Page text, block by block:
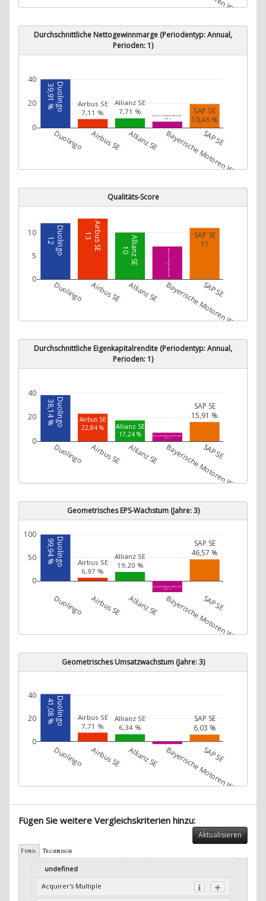
Durchschnittliche Nettogewinnmarge (Periodentyp: Annual,
Perioden: 1)
Duolingo
39,91 % Airbus SE
7,11 %
Allianz SE
7,71 % Bayerische Motoren Werke AG
4,98 %
SAP SE
19,46 %
Duolingo Airbus SE Allianz SE Bayerische Motoren Werke AG
SAP SE
0
20
40
Qualitäts-Score
Duolingo
12 Airbus SE
13 Allianz SE
10 Bayerische Motoren Werke AG
SAP SE
11
Duolingo Airbus SE Allianz SE Bayerische Motoren Werke AG
SAP SE
0
5
10
Durchschnittliche Eigenkapitalrendite (Periodentyp: Annual,
Perioden: 1)
Duolingo
38,14 % Airbus SE
22,84 % Allianz SE
17,24 %
Bayerische Motoren Werke AG
7,07 %
SAP SE
15,91 %
Duolingo Airbus SE Allianz SE Bayerische Motoren Werke AG
SAP SE
0
20
40
Geometrisches EPS-Wachstum (Jahre: 3)
Duolingo
99,94 % Airbus SE
6,97 %
Allianz SE
19,20 %
Bayerische Motoren Werke AG
-24,21 %
SAP SE
46,57 %
Duolingo Airbus SE Allianz SE Bayerische Motoren Werke AG
SAP SE
0
50
100
Geometrisches Umsatzwachstum (Jahre: 3)
Duolingo
41,08 % Airbus SE
7,71 %
Allianz SE
6,34 %
Bayerische Motoren Werke AG
-2,19 %
SAP SE
6,03 %
Duolingo Airbus SE Allianz SE Bayerische Motoren Werke AG
SAP SE
0
20
40
Fügen Sie weitere Vergleichskriterien hinzu:
Aktualisieren
Fund. Technisch
undefined
Acquirer's Multiple